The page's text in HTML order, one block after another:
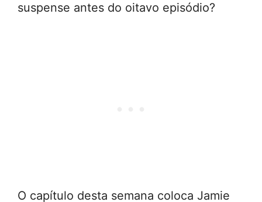
suspense antes do oitavo episódio?
O capítulo desta semana coloca Jamie